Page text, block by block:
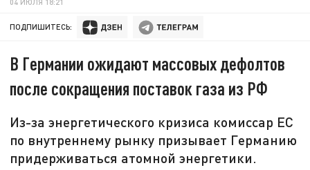
ПОДПИШИТЕСЬ:
В Германии ожидают массовых дефолтов
после сокращения поставок газа из РФ
Из-за энергетического кризиса комиссар ЕС
по внутреннему рынку призывает Германию
придерживаться атомной энергетики.